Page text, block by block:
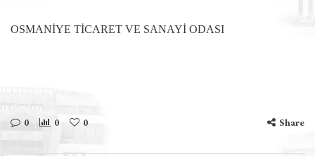
OSMANİYE TİCARET VE SANAYİ ODASI
0 0 0 Share